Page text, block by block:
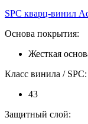
SPC кварц-винил
Основа покрытия:
Жесткая
Класс винила / SPC:
43
Защитный слой: